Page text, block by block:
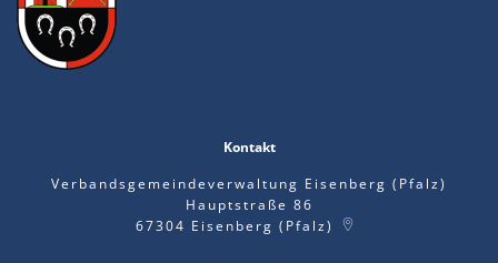
Kontakt
Verbandsgemeindeverwaltung Eisenberg (Pfalz)
Hauptstraße 86
67304 Eisenberg (Pfalz)